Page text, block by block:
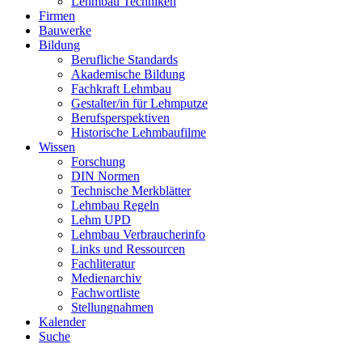
Firmen
Bauwerke
Bildung
Berufliche Standards
Akademische Bildung
Fachkraft Lehmbau
Gestalter/in für Lehmputze
Berufsperspektiven
Historische Lehmbaufilme
Wissen
Forschung
DIN Normen
Technische Merkblätter
Lehmbau Regeln
Lehm UPD
Lehmbau Verbraucherinfo
Links und Ressourcen
Fachliteratur
Medienarchiv
Fachwortliste
Stellungnahmen
Kalender
Suche